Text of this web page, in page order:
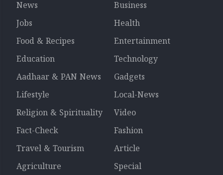
News
Business
Jobs
Health
Food & Recipes
Entertainment
Education
Technology
Aadhaar & PAN News
Gadgets
Lifestyle
Local-News
Religion & Spirituality
Video
Fact-Check
Fashion
Travel & Tourism
Article
Agriculture
Special